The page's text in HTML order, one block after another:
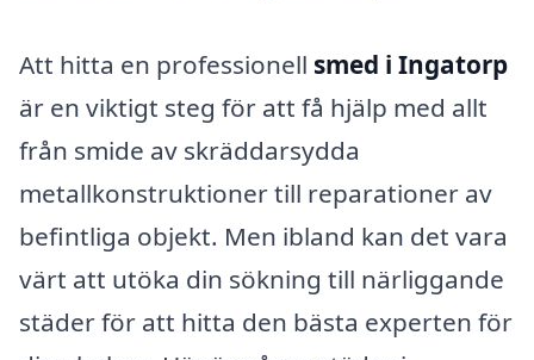
Att hitta en professionell smed i Ingatorp
är en viktigt steg för att få hjälp med allt
från smide av skräddarsydda
metallkonstruktioner till reparationer av
befintliga objekt. Men ibland kan det vara
värt att utöka din sökning till närliggande
städer för att hitta den bästa experten för